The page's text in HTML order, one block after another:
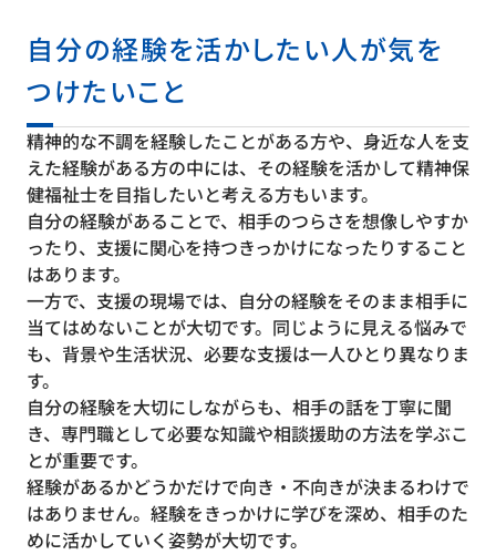
自分の経験を活かしたい人が気を
つけたいこと
精神的な不調を経験したことがある方や、身近な人を支
えた経験がある方の中には、その経験を活かして精神保
健福祉士を目指したいと考える方もいます。
自分の経験があることで、相手のつらさを想像しやすか
ったり、支援に関心を持つきっかけになったりすること
はあります。
一方で、支援の現場では、自分の経験をそのまま相手に
当てはめないことが大切です。同じように見える悩みで
も、背景や生活状況、必要な支援は一人ひとり異なりま
す。
自分の経験を大切にしながらも、相手の話を丁寧に聞
き、専門職として必要な知識や相談援助の方法を学ぶこ
とが重要です。
経験があるかどうかだけで向き・不向きが決まるわけで
はありません。経験をきっかけに学びを深め、相手のた
めに活かしていく姿勢が大切です。